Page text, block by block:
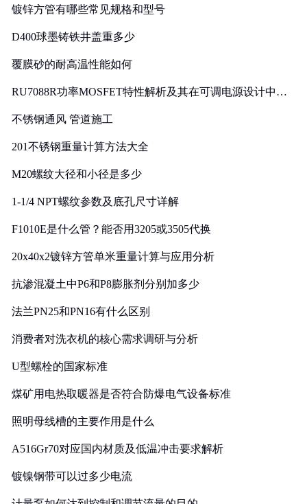
镀锌方管有哪些常见规格和型号
D400球墨铸铁井盖重多少
覆膜砂的耐高温性能如何
RU7088R功率MOSFET特性解析及其在可调电源设计中的
不锈钢通风 管道施工
201不锈钢重量计算方法大全
M20螺纹大径和小径是多少
1-1/4 NPT螺纹参数及底孔尺寸详解
F1010E是什么管？能否用3205或3505代换
20x40x2镀锌方管单米重量计算与应用分析
抗渗混凝土中P6和P8膨胀剂分别加多少
法兰PN25和PN16有什么区别
消费者对洗衣机的核心需求调研与分析
U型螺栓的国家标准
煤矿用电热取暖器是否符合防爆电气设备标准
照明母线槽的主要作用是什么
A516Gr70对应国内材质及低温冲击要求解析
镀镍钢带可以过多少电流